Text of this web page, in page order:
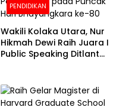
PENDIDIKAN
Wakili Kolaka Utara, Nur
Hikmah Dewi Raih Juara I
Public Speaking Ditlantas
Bhayangkara ke-80